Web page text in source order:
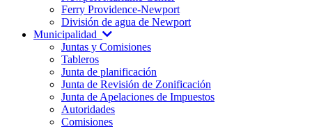
Ferry Providence-Newport
División de agua de Newport
Municipalidad
Juntas y Comisiones
Tableros
Junta de planificación
Junta de Revisión de Zonificación
Junta de Apelaciones de Impuestos
Autoridades
Comisiones